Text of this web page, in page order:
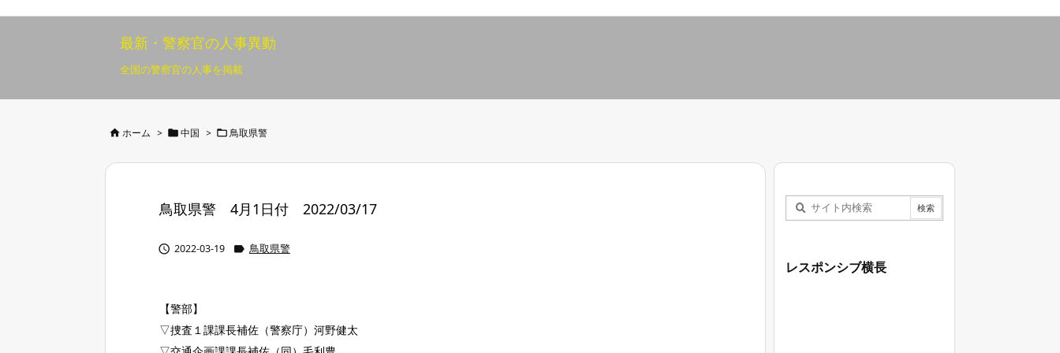
最新・警察官の人事異動
全国の警察官の人事を掲載
 ホーム >  中国 >  鳥取県警
鳥取県警 4月1日付 2022/03/17
 2022-03-19  鳥取県警
【警部】
▽捜査１課課長補佐（警察庁）河野健太
レスポンシブ横長